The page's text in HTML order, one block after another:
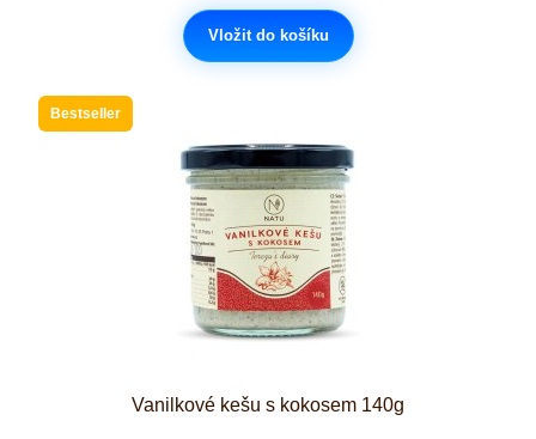
Vložit do košíku
Bestseller
Vanilkové kešu s kokosem 140g